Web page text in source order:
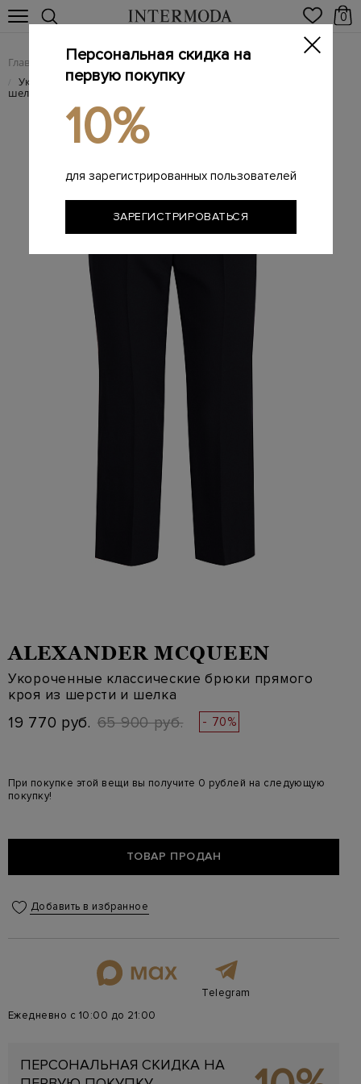
0
Главная Женщинам / Женская одежда / Женские брюки
/ Укороченные классические брюки прямого кроя из шерсти и
шелка
ALEXANDER MCQUEEN
Укороченные классические брюки прямого
кроя из шерсти и шелка
19 770 руб. 65 900 руб. - 70%
При покупке этой вещи вы получите 0 рублей на следующую
покупку!
ТОВАР ПРОДАН
Добавить в избранное
Telegram
Ежедневно с 10:00 до 21:00
ПЕРСОНАЛЬНАЯ СКИДКА НА
Персональная скидка на
первую покупку
10%
для зарегистрированных пользователей
ЗАРЕГИСТРИРОВАТЬСЯ